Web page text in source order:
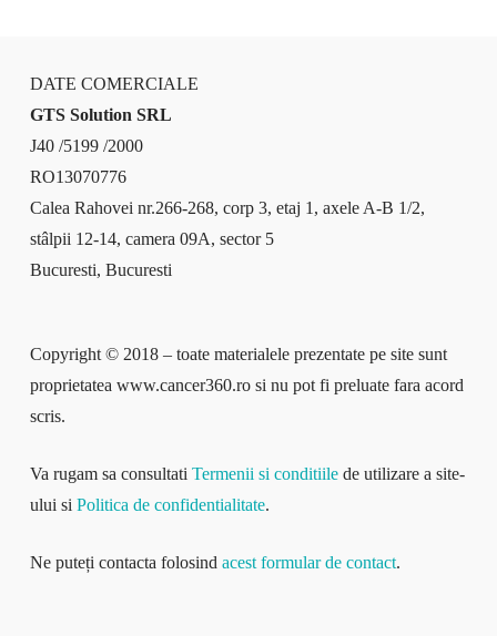
DATE COMERCIALE
GTS Solution SRL
J40 /5199 /2000
RO13070776
Calea Rahovei nr.266-268, corp 3, etaj 1, axele A-B 1/2,
stâlpii 12-14, camera 09A, sector 5
Bucuresti, Bucuresti
Copyright © 2018 – toate materialele prezentate pe site sunt
proprietatea www.cancer360.ro si nu pot fi preluate fara acord
scris.
Va rugam sa consultati Termenii si conditiilede utilizare a site-
ului si Politica de confidentialitate.
Ne puteți contacta folosind acest formular de contact.